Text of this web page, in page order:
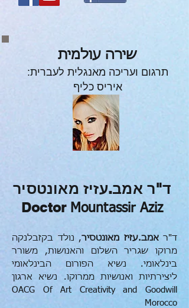
שירה עולמית
תרגום ועריכה מאנגלית לעברית:
איריס כליף
ד"ראמב.עזיז מאונטסיר, נולד בקזבלנקה
מרוקו שגריר השלום והאנושות, משורר
בינלאומי. נשיא הפורום הבינלאומי
ליצירתיות ואנושיות ממרוקו. נשיא ארגון
OACG Of Art Creativity and Goodwill
Morocco
Doctor Mountassir Aziz